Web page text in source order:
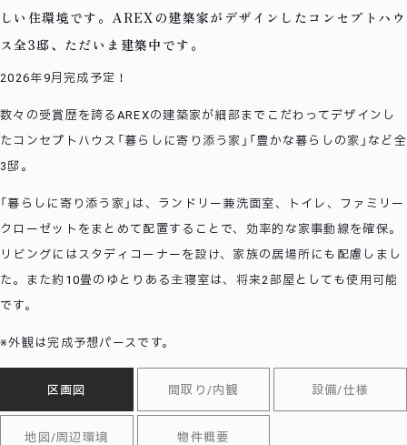
しい住環境です。AREXの建築家がデザインしたコンセプトハウ
ス全3邸、ただいま建築中です。
2026年9月完成予定！
数々の受賞歴を誇るAREXの建築家が細部までこだわってデザインし
たコンセプトハウス「暮らしに寄り添う家」「豊かな暮らしの家」など全
3邸。
「暮らしに寄り添う家」は、ランドリー兼洗面室、トイレ、ファミリー
クローゼットをまとめて配置することで、効率的な家事動線を確保。
リビングにはスタディコーナーを設け、家族の居場所にも配慮しまし
た。また約10畳のゆとりある主寝室は、将来2部屋としても使用可能
です。
※外観は完成予想パースです。
区画図 間取り/内観 設備/仕様
地図/周辺環境 物件概要